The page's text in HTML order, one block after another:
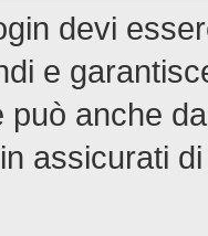
devi
e
può anche
assicurati